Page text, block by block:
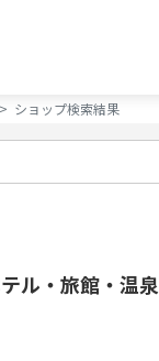
ショップ検索結果
ル・旅館・温泉